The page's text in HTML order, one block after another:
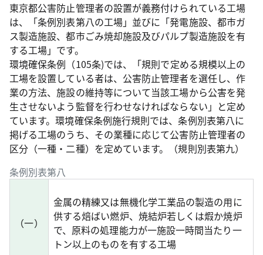
東京都公害防止管理者の設置が義務付けられている工場
は、「条例別表第八の工場」並びに「発電施設、都市ガ
ス製造施設、都市ごみ焼却施設及びパルプ製造施設を有
する工場」です。
環境確保条例（105条)では、「規則で定める規模以上の
工場を設置している者は、公害防止管理者を選任し、作
業の方法、施設の維持等について当該工場から公害を発
生させないよう監督を行わせなければならない」と定め
ています。環境確保条例施行規則では、条例別表第八に
掲げる工場のうち、その業種に応じて公害防止管理者の
区分（一種・二種）を定めています。（規則別表第九）
条例別表第八
（一）
金属の精練又は無機化学工業品の製造の用に
供する焙ばい燃炉、焼結炉若しくは煆か焼炉
で、原料の処理能力が一施設一時間当たり一
トン以上のものを有する工場